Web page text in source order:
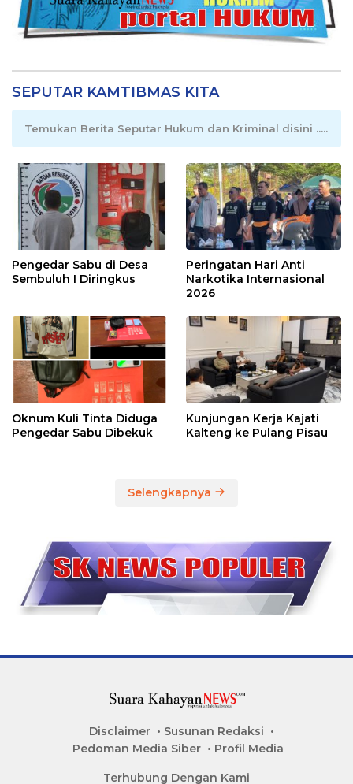
SEPUTAR KAMTIBMAS KITA
Temukan Berita Seputar Hukum dan Kriminal disini .....
Pengedar Sabu di Desa
Sembuluh I Diringkus
Peringatan Hari Anti
Narkotika Internasional
2026
Oknum Kuli Tinta Diduga
Pengedar Sabu Dibekuk
Kunjungan Kerja Kajati
Kalteng ke Pulang Pisau
Selengkapnya
Disclaimer
Susunan Redaksi
Pedoman Media Siber
Profil Media
Terhubung Dengan Kami